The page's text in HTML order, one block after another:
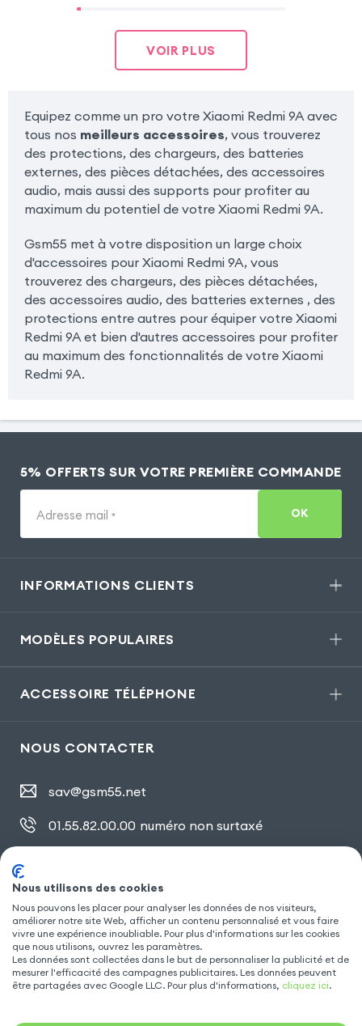
VOIR PLUS
Equipez comme un pro votre Xiaomi Redmi 9A avec
tous nos meilleurs accessoires, vous trouverez
des protections, des chargeurs, des batteries
externes, des pièces détachées, des accessoires
audio, mais aussi des supports pour profiter au
maximum du potentiel de votre Xiaomi Redmi 9A.
Gsm55 met à votre disposition un large choix
d'accessoires pour Xiaomi Redmi 9A, vous
trouverez des chargeurs, des pièces détachées,
des accessoires audio, des batteries externes , des
protections entre autres pour équiper votre Xiaomi
Redmi 9A et bien d'autres accessoires pour profiter
au maximum des fonctionnalités de votre Xiaomi
Redmi 9A.
5% OFFERTS SUR VOTRE PREMIÈRE COMMANDE
Adresse mail * OK
INFORMATIONS CLIENTS
MODÈLES POPULAIRES
ACCESSOIRE TÉLÉPHONE
NOUS CONTACTER
sav@gsm55.net
01.55.82.00.00 numéro non surtaxé
SUIVEZ NOUS
Nous utilisons des cookies
Nous pouvons les placer pour analyser les données de nos visiteurs,
améliorer notre site Web, afficher un contenu personnalisé et vous faire
vivre une expérience inoubliable. Pour plus d'informations sur les cookies
que nous utilisons, ouvrez les paramètres.
Les données sont collectées dans le but de personnaliser la publicité et de
mesurer l'efficacité des campagnes publicitaires. Les données peuvent
être partagées avec Google LLC. Pour plus d'informations, cliquez ici.